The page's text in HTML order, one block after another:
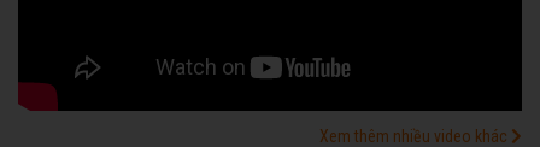
Xem thêm nhiều video khác